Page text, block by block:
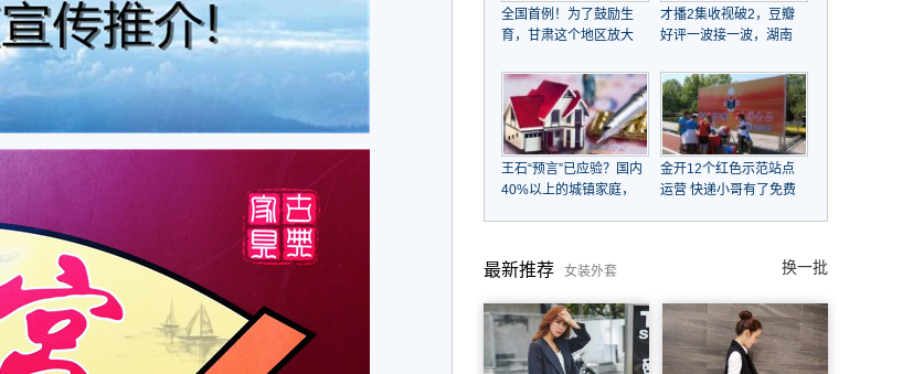
全国首例！为了鼓励生
育，甘肃这个地区放大
才播2集收视破2，豆瓣
好评一波接一波，湖南
王石“预言”已应验？国内
40%以上的城镇家庭，
金开12个红色示范站点
运营 快递小哥有了免费
换一批
最新推荐 女装外套